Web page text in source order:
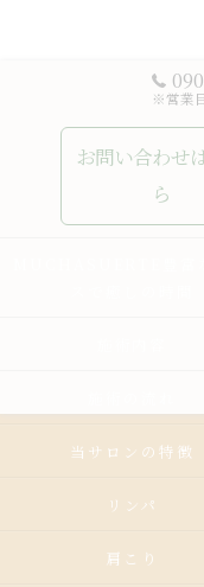
※営業
お問い合わせ
ら
当サロンの特徴
リンパ
肩こり